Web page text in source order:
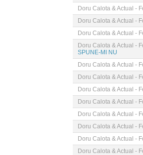
Doru Calota & Actual -
Doru Calota & Actual -
Doru Calota & Actual -
Doru Calota & Actual -
SPUNE-MI NU
Doru Calota & Actual -
Doru Calota & Actual -
Doru Calota & Actual -
Doru Calota & Actual -
Doru Calota & Actual -
Doru Calota & Actual -
Doru Calota & Actual -
Doru Calota & Actual -